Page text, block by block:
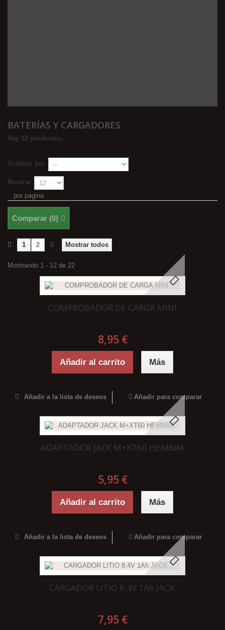
BATERÍAS Y CARGADORES
Hay 22 productos.
Ordenar por
Mostrar
por página
Comparar (0)
Mostrar todos
1 2
Mostrando 1 - 12 de 22
COMPROBADOR DE CARGA MINI
8,95 €
Añadir al carrito Más
Añadir a la lista de deseos Añadir para comparar
ADAPTADOR JACK M+XT60 HEMBRA
5,95 €
Añadir al carrito Más
Añadir a la lista de deseos Añadir para comparar
CARGADOR LITIO 8,4V 1Ah JACK.
7,95 €